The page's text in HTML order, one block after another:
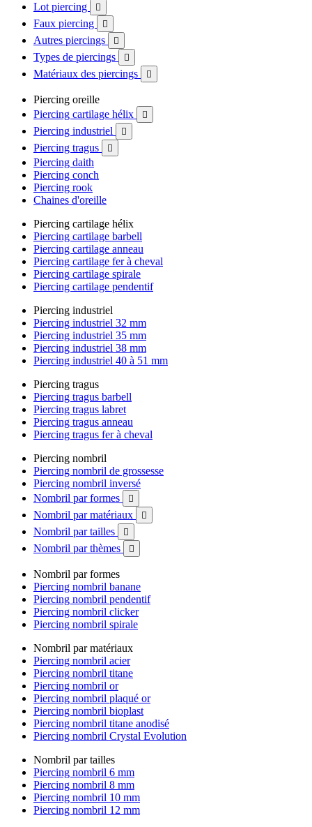
Lot piercing

Faux piercing 
Autres piercings 
Types de piercings 
Matériaux des piercings 
Piercing oreille
Piercing cartilage hélix

Piercing industriel 
Piercing tragus 
Piercing daith
Piercing conch
Piercing rook
Chaines d'oreille
Piercing cartilage hélix
Piercing cartilage barbell
Piercing cartilage anneau
Piercing cartilage fer à cheval
Piercing cartilage spirale
Piercing cartilage pendentif
Piercing industriel
Piercing industriel 32 mm
Piercing industriel 35 mm
Piercing industriel 38 mm
Piercing industriel 40 à 51 mm
Piercing tragus
Piercing tragus barbell
Piercing tragus labret
Piercing tragus anneau
Piercing tragus fer à cheval
Piercing nombril
Piercing nombril de grossesse
Piercing nombril inversé
Nombril par formes

Nombril par matériaux 
Nombril par tailles 
Nombril par thèmes 
Nombril par formes
Piercing nombril banane
Piercing nombril pendentif
Piercing nombril clicker
Piercing nombril spirale
Nombril par matériaux
Piercing nombril acier
Piercing nombril titane
Piercing nombril or
Piercing nombril plaqué or
Piercing nombril bioplast
Piercing nombril titane anodisé
Piercing nombril Crystal Evolution
Nombril par tailles
Piercing nombril 6 mm
Piercing nombril 8 mm
Piercing nombril 10 mm
Piercing nombril 12 mm